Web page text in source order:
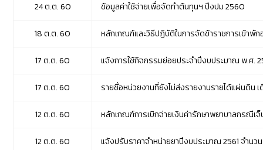
24 ต.ต. 60 ข้อมูลค่าใช้จ่ายเพื่อจัดทำต้นทุนฯ ปีงปม 2560
18 ต.ต. 60 หลักเกณฑ์และวิธีปฏิบัติในการจัดข้าราชการเข้าพั
17 ต.ต. 60 แจ้งการใช้กิจกรรมย่อยประจำปีงบประมาณ พ.ศ.
17 ต.ต. 60 รายชื่อหน่วยงานที่ยังไม่ส่งรายงานรายได้แผ่นดิน
12 ต.ต. 60 หลักเกณฑ์การเบิกจ่ายเงินค่ารักษาพยาบาลกรณีเ
12 ต.ต. 60 แจ้งปรับราคาจำหน่ายยาปีงบประมาณ 2561 จำนว